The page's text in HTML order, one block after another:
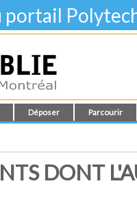
portail
Déposer Parcourir
DONT